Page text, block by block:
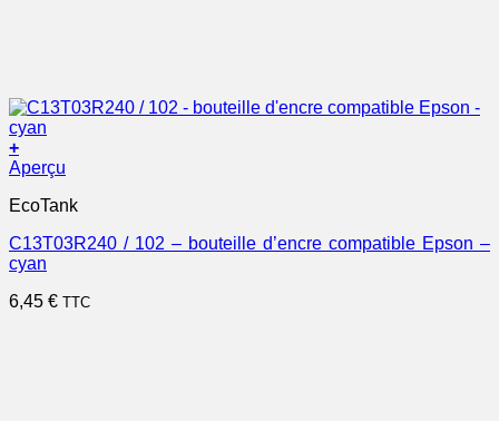
+
Aperçu
EcoTank
C13T03R240 / 102 – bouteille d’encre compatible Epson –
cyan
6,45 € TTC